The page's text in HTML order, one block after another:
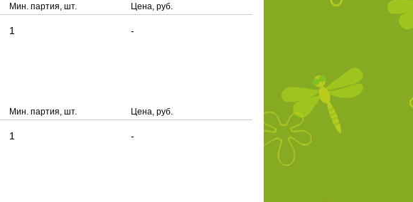
Мин. партия, шт. Цена, руб.
1 -
Мин. партия, шт. Цена, руб.
1 -